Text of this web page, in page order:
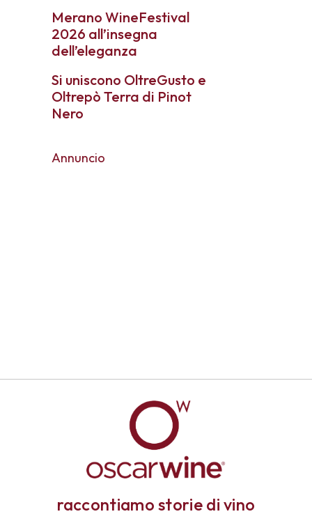
Merano WineFestival
2026 all’insegna
dell’eleganza
Si uniscono OltreGusto e
Oltrepò Terra di Pinot
Nero
Annuncio
raccontiamo storie di vino